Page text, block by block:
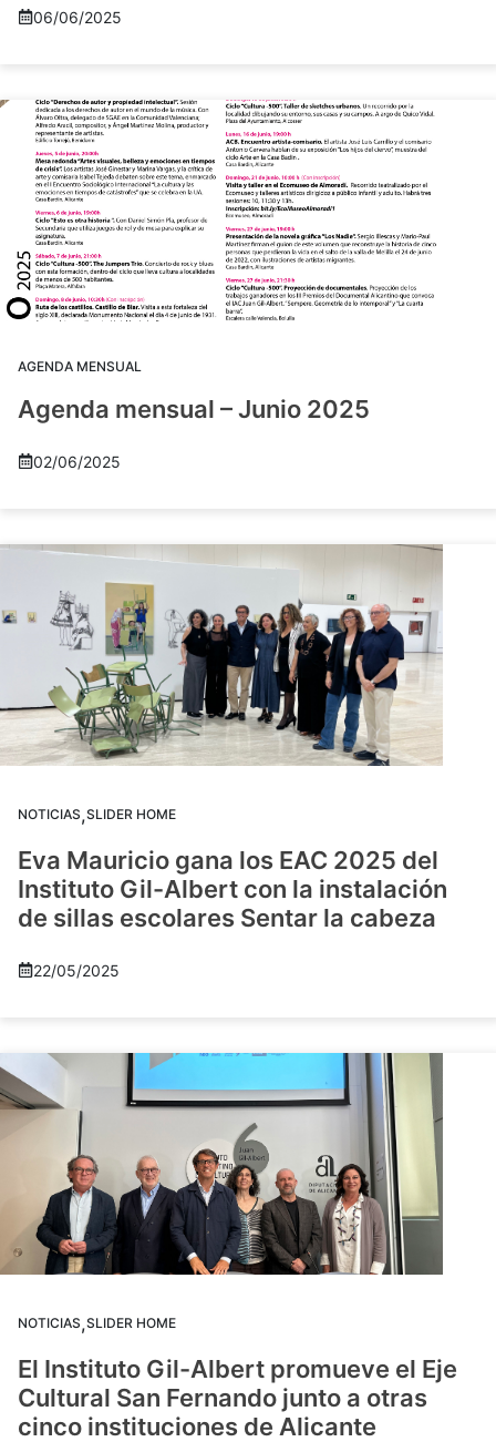
06/06/2025
AGENDA MENSUAL
Agenda mensual – Junio 2025
02/06/2025
NOTICIAS,SLIDER HOME
Eva Mauricio gana los EAC 2025 del
Instituto Gil-Albert con la instalación
de sillas escolares Sentar la cabeza
22/05/2025
NOTICIAS,SLIDER HOME
El Instituto Gil-Albert promueve el Eje
Cultural San Fernando junto a otras
cinco instituciones de Alicante